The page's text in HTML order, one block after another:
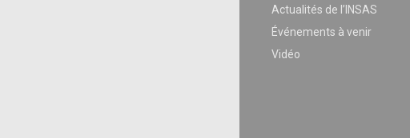
Actualités de l’INSAS
Événements à venir
Vidéo